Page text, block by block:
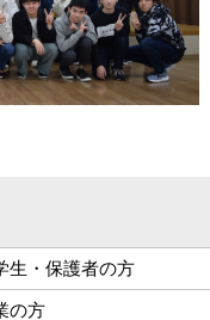
生・保護者の方
の方